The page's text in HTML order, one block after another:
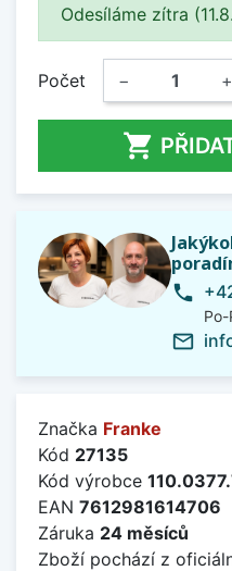
Odesíláme zítra
Počet − +

phone
mail_outline
Značka Franke
Kód 27135
Kód výrobce
EAN 7612981614706
Záruka 24 měsíců
Zboží pochází z